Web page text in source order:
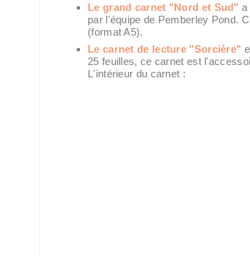
Le grand carnet "Nord et Sud" a
par l'équipe de Pemberley Pond.
(format A5).
Le carnet de lecture "Sorcière"
25 feuilles, ce carnet est
L'intérieur du carnet :